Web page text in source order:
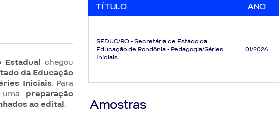
Estadual chegou
da Educação
Iniciais. Para
preparação
ao edital.
TÍTULO ANO
SEDUC/RO - Secretária de Estado da
Educação de Rondônia - Pedagogia/Séries
Iniciais
01/2026
Amostras